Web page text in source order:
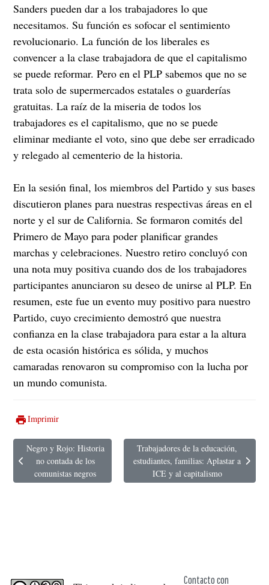
Sanders pueden dar a los trabajadores lo que
necesitamos. Su función es sofocar el sentimiento
revolucionario. La función de los liberales es
convencer a la clase trabajadora de que el capitalismo
se puede reformar. Pero en el PLP sabemos que no se
trata solo de supermercados estatales o guarderías
gratuitas. La raíz de la miseria de todos los
trabajadores es el capitalismo, que no se puede
eliminar mediante el voto, sino que debe ser erradicado
y relegado al cementerio de la historia.
En la sesión final, los miembros del Partido y sus bases
discutieron planes para nuestras respectivas áreas en el
norte y el sur de California. Se formaron comités del
Primero de Mayo para poder planificar grandes
marchas y celebraciones. Nuestro retiro concluyó con
una nota muy positiva cuando dos de los trabajadores
participantes anunciaron su deseo de unirse al PLP. En
resumen, este fue un evento muy positivo para nuestro
Partido, cuyo crecimiento demostró que nuestra
confianza en la clase trabajadora para estar a la altura
de esta ocasión histórica es sólida, y muchos
camaradas renovaron su compromiso con la lucha por
un mundo comunista.
Imprimir
Artículo anterior: Negro y Rojo: Historia no contada de los comunistas
Negro y Rojo: Historia
no contada de los
comunistas negros
Artículo siguiente: Trabajadores de la
Trabajadores de la educación,
estudiantes, familias: Aplastar a
ICE y al capitalismo
Contacto con